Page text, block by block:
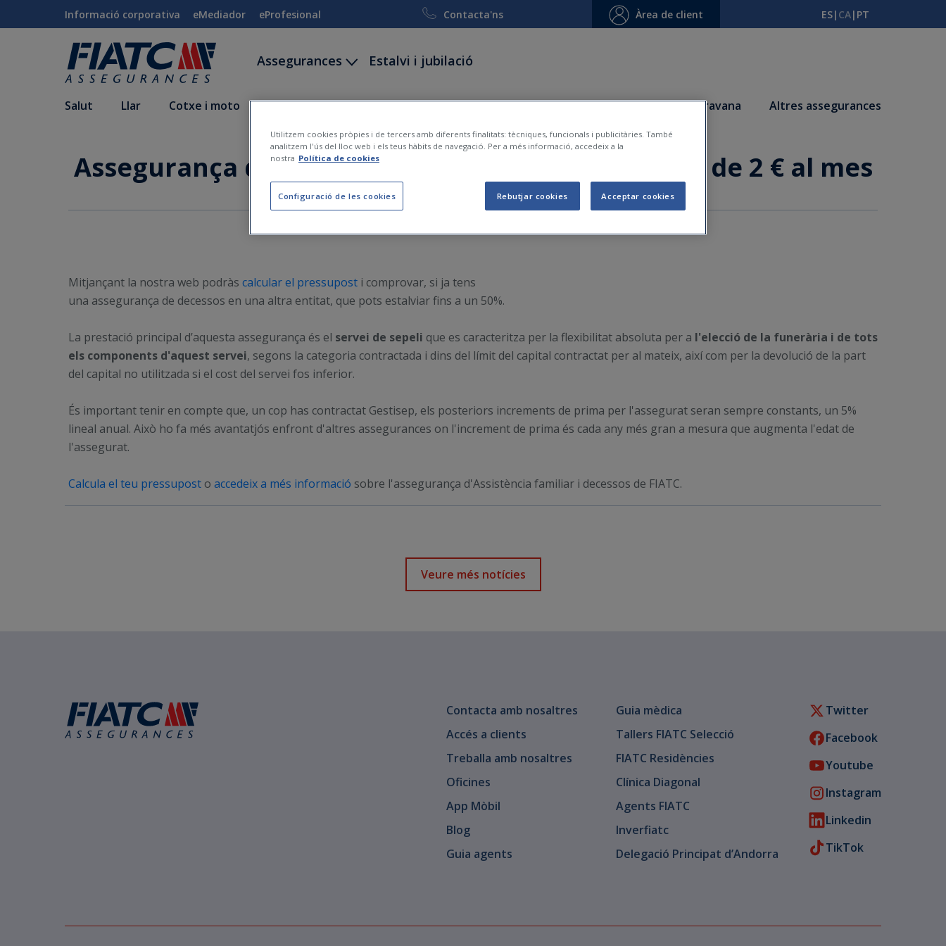
Salta al contingut principal
Informació corporativa eMediador eProfesional Contacta'ns Àrea de client ES| CA| PT
Assegurances Estalvi i jubilació
Salut Llar Cotxe i moto Vida i accidents Decessos Viatge i esquí Embarcacions Autocaravana Altres assegurances
Assegurança d'Assistència familiar i decessos des de 2 € al mes
Mitjançant la nostra web podràs calcular el pressupost i comprovar, si ja tens
una assegurança de decessos en una altra entitat, que pots estalviar fins a un 50%.
La prestació principal d’aquesta assegurança és el servei de sepeli que es caracteritza per la flexibilitat absoluta per a l'elecció de la funerària i de tots
els components d'aquest servei, segons la categoria contractada i dins del límit del capital contractat per al mateix, així com per la devolució de la part
del capital no utilitzada si el cost del servei fos inferior.
És important tenir en compte que, un cop has contractat Gestisep, els posteriors increments de prima per l'assegurat seran sempre constants, un 5%
lineal anual. Això ho fa més avantatjós enfront d'altres assegurances on l'increment de prima és cada any més gran a mesura que augmenta l'edat de
l'assegurat.
Calcula el teu pressupost o accedeix a més informació sobre l'assegurança d'Assistència familiar i decessos de FIATC.
Veure més notícies
Contacta amb nosaltres
Accés a clients
Treballa amb nosaltres
Oficines
App Mòbil
Blog
Guia agents
Guia mèdica
Tallers FIATC Selecció
FIATC Residències
Clínica Diagonal
Agents FIATC
Inverfiatc
Delegació Principat d’Andorra
Twitter
Facebook
Youtube
Instagram
Linkedin
TikTok
Utilitzem cookies pròpies i de tercers amb diferents finalitats: tècniques, funcionals i publicitàries. També
analitzem l'ús del lloc web i els teus hàbits de navegació. Per a més informació, accedeix a la
nostra Política de cookies
Configuració de les cookies Rebutjar cookies Acceptar cookies